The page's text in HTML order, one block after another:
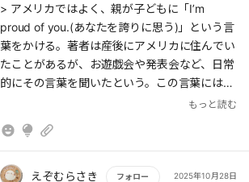
理的に混乱し、親に対して不信感を抱くように
なる
もっと読む
> アメリカではよく、親が子どもに「I’m
proud of you.(あなたを誇りに思う)」という言
葉をかける。著者は産後にアメリカに住んでい
たことがあるが、お遊戯会や発表会など、日常
的にその言葉を聞いたという。この言葉には、
結果がどうであろうと相手の努力を認め、「あ
アンスが込められているようである。
もっと読む
えぞむらさき フォロー 2025年10月28日